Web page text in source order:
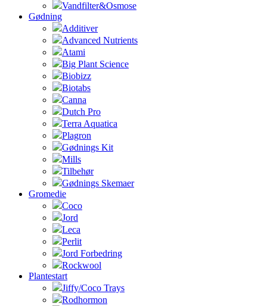
Vandfilter&Osmose
Gødning
Additiver
Advanced Nutrients
Atami
Big Plant Science
Biobizz
Biotabs
Canna
Dutch Pro
Terra Aquatica
Plagron
Gødnings Kit
Mills
Tilbehør
Gødnings Skemaer
Gromedie
Coco
Jord
Leca
Perlit
Jord Forbedring
Rockwool
Plantestart
Jiffy/Coco Trays
Rodhormon